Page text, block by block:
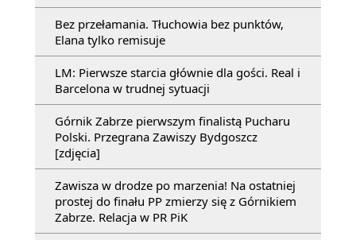
Bez przełamania. Tłuchowia bez punktów,
Elana tylko remisuje
LM: Pierwsze starcia głównie dla gości. Real i
Barcelona w trudnej sytuacji
Górnik Zabrze pierwszym finalistą Pucharu
Polski. Przegrana Zawiszy Bydgoszcz
[zdjęcia]
Zawisza w drodze po marzenia! Na ostatniej
prostej do finału PP zmierzy się z Górnikiem
Zabrze. Relacja w PR PiK